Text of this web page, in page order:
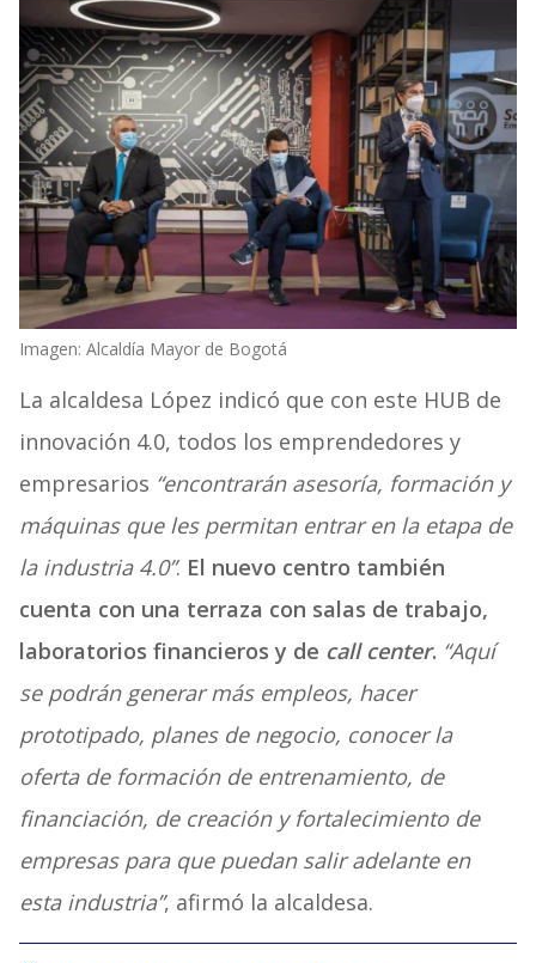
Imagen: Alcaldía Mayor de Bogotá
La alcaldesa López indicó que con este HUB de
innovación 4.0, todos los emprendedores y
empresarios “encontrarán asesoría, formación y
máquinas que les permitan entrar en la etapa de
la industria 4.0”. El nuevo centro también
cuenta con una terraza con salas de trabajo,
laboratorios financieros y de call center. “Aquí
se podrán generar más empleos, hacer
prototipado, planes de negocio, conocer la
oferta de formación de entrenamiento, de
financiación, de creación y fortalecimiento de
empresas para que puedan salir adelante en
esta industria”, afirmó la alcaldesa.